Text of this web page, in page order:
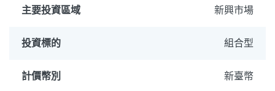
主要投資區域 新興市場
投資標的 組合型
計價幣別 新臺幣